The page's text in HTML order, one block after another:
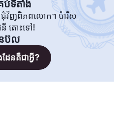
ប់ទីតាំង
ជុំវិញពិភពលោក។ ប៉ារីស
តោះទៅ!
នប៊ល
ែនគឺជាអ្វី?